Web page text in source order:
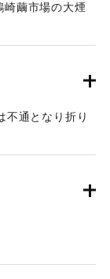
崎繭市場の大煙
刊2面】
不通となり折り